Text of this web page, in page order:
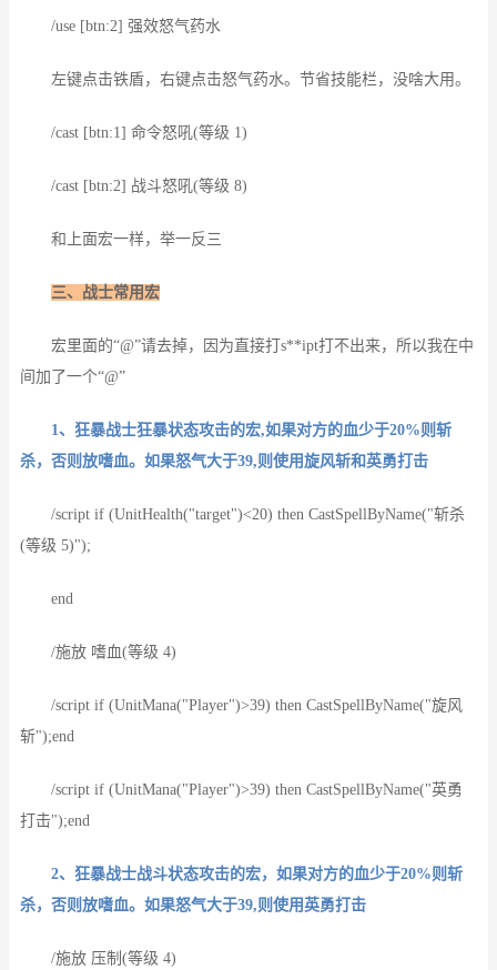
/use [btn:2] 强效怒气药水
左键点击铁盾，右键点击怒气药水。节省技能栏，没啥大用。
/cast [btn:1] 命令怒吼(等级 1)
/cast [btn:2] 战斗怒吼(等级 8)
和上面宏一样，举一反三
三、战士常用宏
宏里面的“@”请去掉，因为直接打s**ipt打不出来，所以我在中
间加了一个“@”
1、狂暴战士狂暴状态攻击的宏,如果对方的血少于20%则斩
杀，否则放嗜血。如果怒气大于39,则使用旋风斩和英勇打击
/script if (UnitHealth("target")<20) then CastSpellByName("斩杀
(等级 5)");
end
/施放 嗜血(等级 4)
/script if (UnitMana("Player")>39) then CastSpellByName("旋风
斩");end
/script if (UnitMana("Player")>39) then CastSpellByName("英勇
打击");end
2、狂暴战士战斗状态攻击的宏，如果对方的血少于20%则斩
杀，否则放嗜血。如果怒气大于39,则使用英勇打击
/施放 压制(等级 4)